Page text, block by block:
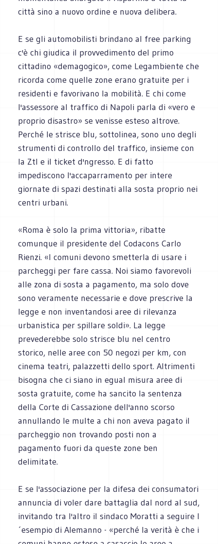
città sino a nuovo ordine e nuova delibera.
E se gli automobilisti brindano al free parking
c'è chi giudica il provvedimento del primo
cittadino «demagogico», come Legambiente che
ricorda come quelle zone erano gratuite per i
residenti e favorivano la mobilità. E chi come
l'assessore al traffico di Napoli parla di «vero e
proprio disastro» se venisse esteso altrove.
Perché le strisce blu, sottolinea, sono uno degli
strumenti di controllo del traffico, insieme con
la Ztl e il ticket d'ngresso. E di fatto
impediscono l'accaparramento per intere
giornate di spazi destinati alla sosta proprio nei
centri urbani.
«Roma è solo la prima vittoria», ribatte
comunque il presidente del Codacons Carlo
Rienzi. «I comuni devono smetterla di usare i
parcheggi per fare cassa. Noi siamo favorevoli
alle zona di sosta a pagamento, ma solo dove
sono veramente necessarie e dove prescrive la
legge e non inventandosi aree di rilevanza
urbanistica per spillare soldi». La legge
prevederebbe solo strisce blu nel centro
storico, nelle aree con 50 negozi per km, con
cinema teatri, palazzetti dello sport. Altrimenti
bisogna che ci siano in egual misura aree di
sosta gratuite, come ha sancito la sentenza
della Corte di Cassazione dell'anno scorso
annullando le multe a chi non aveva pagato il
parcheggio non trovando posti non a
pagamento fuori da queste zone ben
delimitate.
E se l'associazione per la difesa dei consumatori
annuncia di voler dare battaglia dal nord al sud,
invitando tra l'altro il sindaco Moratti a seguire l
´esempio di Alemanno - «perché la verità è che i